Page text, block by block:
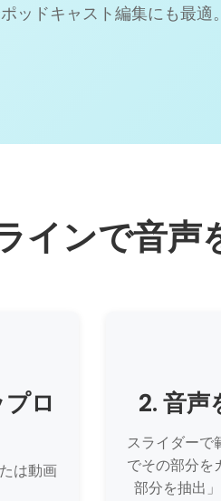
ッドキャスト編集にも最適。
インで音声
ロ
は動画
2. 音
スライダーで
でその部分を
部分を抽出